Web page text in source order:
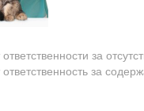
за
за